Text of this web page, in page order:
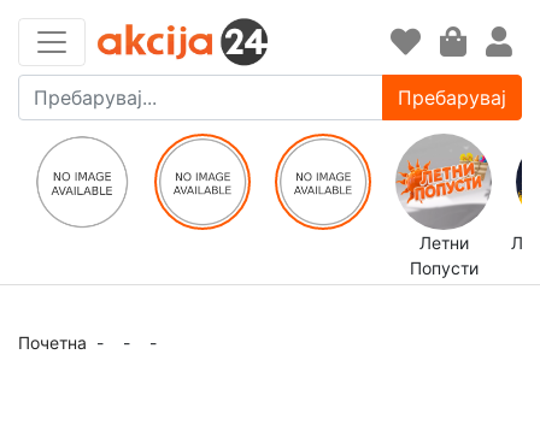
Пребарувај
Летни
Попусти
Почетна - - -